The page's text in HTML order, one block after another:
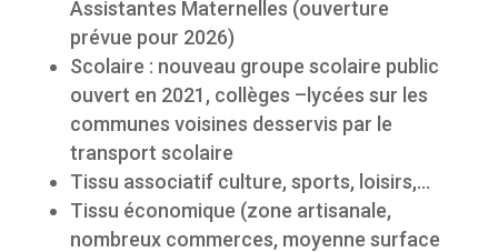
Assistantes Maternelles (ouverture
prévue pour 2026)
Scolaire : nouveau groupe scolaire public
ouvert en 2021, collèges –lycées sur les
communes voisines desservis par le
transport scolaire
Tissu associatif culture, sports, loisirs,…
Tissu économique (zone artisanale,
nombreux commerces, moyenne surface